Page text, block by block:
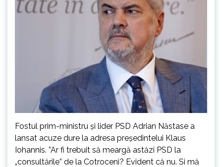
Fostul prim-ministru și lider PSD Adrian Năstase a
lansat acuze dure la adresa președintelui Klaus
Iohannis. ”Ar fi trebuit să meargă astăzi PSD la
„consultările” de la Cotroceni? Evident că nu. Si mă